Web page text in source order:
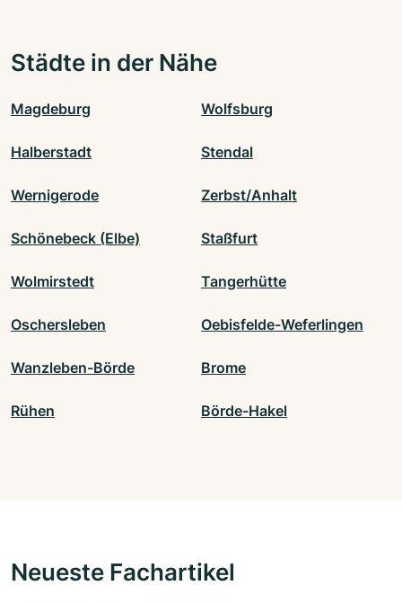
Städte in der Nähe
Magdeburg Wolfsburg
Halberstadt Stendal
Wernigerode Zerbst/Anhalt
Schönebeck (Elbe) Staßfurt
Wolmirstedt Tangerhütte
Oschersleben Oebisfelde-Weferlingen
Wanzleben-Börde Brome
Rühen Börde-Hakel
Neueste Fachartikel